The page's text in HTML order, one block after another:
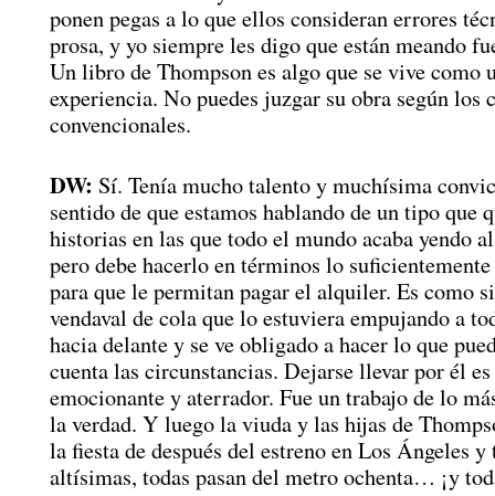
ponen pegas a lo que ellos consideran errores
prosa, y yo siempre les digo que están meando
Un libro de Thompson es algo que se vive como
experiencia. No puedes juzgar su obra según los
convencionales.
DW: Sí. Tenía mucho talento y muchísima
sentido de que estamos hablando de un tipo que
historias en las que todo el mundo acaba yendo
pero debe hacerlo en términos lo
para que le permitan pagar el alquiler. Es como
vendaval de cola que lo estuviera empujando a
hacia delante y se ve obligado a hacer lo que
cuenta las circunstancias. Dejarse llevar por él
emocionante y aterrador. Fue un trabajo de lo
la verdad. Y luego la viuda y las hijas de
la fiesta de después del estreno en Los Ángeles y
altísimas, todas pasan del metro ochenta… ¡y